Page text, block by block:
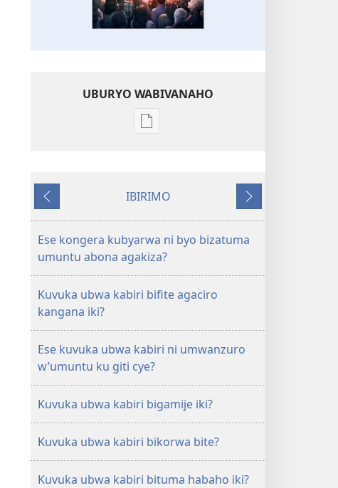
UBURYO WABIVANAHO
Uko
W’UMURINZI
Ibibanza
IBIRIMO
Ibikurikira
Ese kongera kubyarwa ni byo bizatuma
umuntu abona agakiza?
Kuvuka ubwa kabiri bifite agaciro
kangana iki?
Ese kuvuka ubwa kabiri ni umwanzuro
w’umuntu ku giti cye?
Kuvuka ubwa kabiri bigamije iki?
Kuvuka ubwa kabiri bikorwa bite?
Kuvuka ubwa kabiri bituma habaho iki?